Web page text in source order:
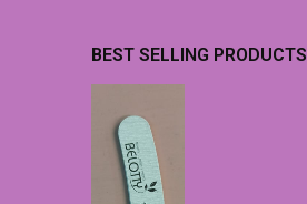
BEST SELLING PRODUCTS